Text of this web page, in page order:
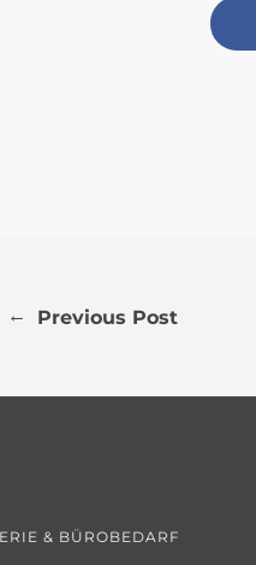
← Previous Post
& BÜROBEDARF